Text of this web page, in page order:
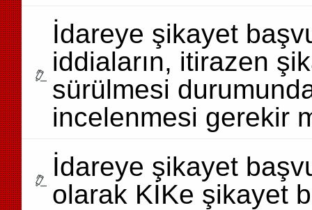
İdareye şikayet
iddiaların, itirazen
sürülmesi
incelenmesi gerekir
İdareye şikayet
olarak KİKe şikayet